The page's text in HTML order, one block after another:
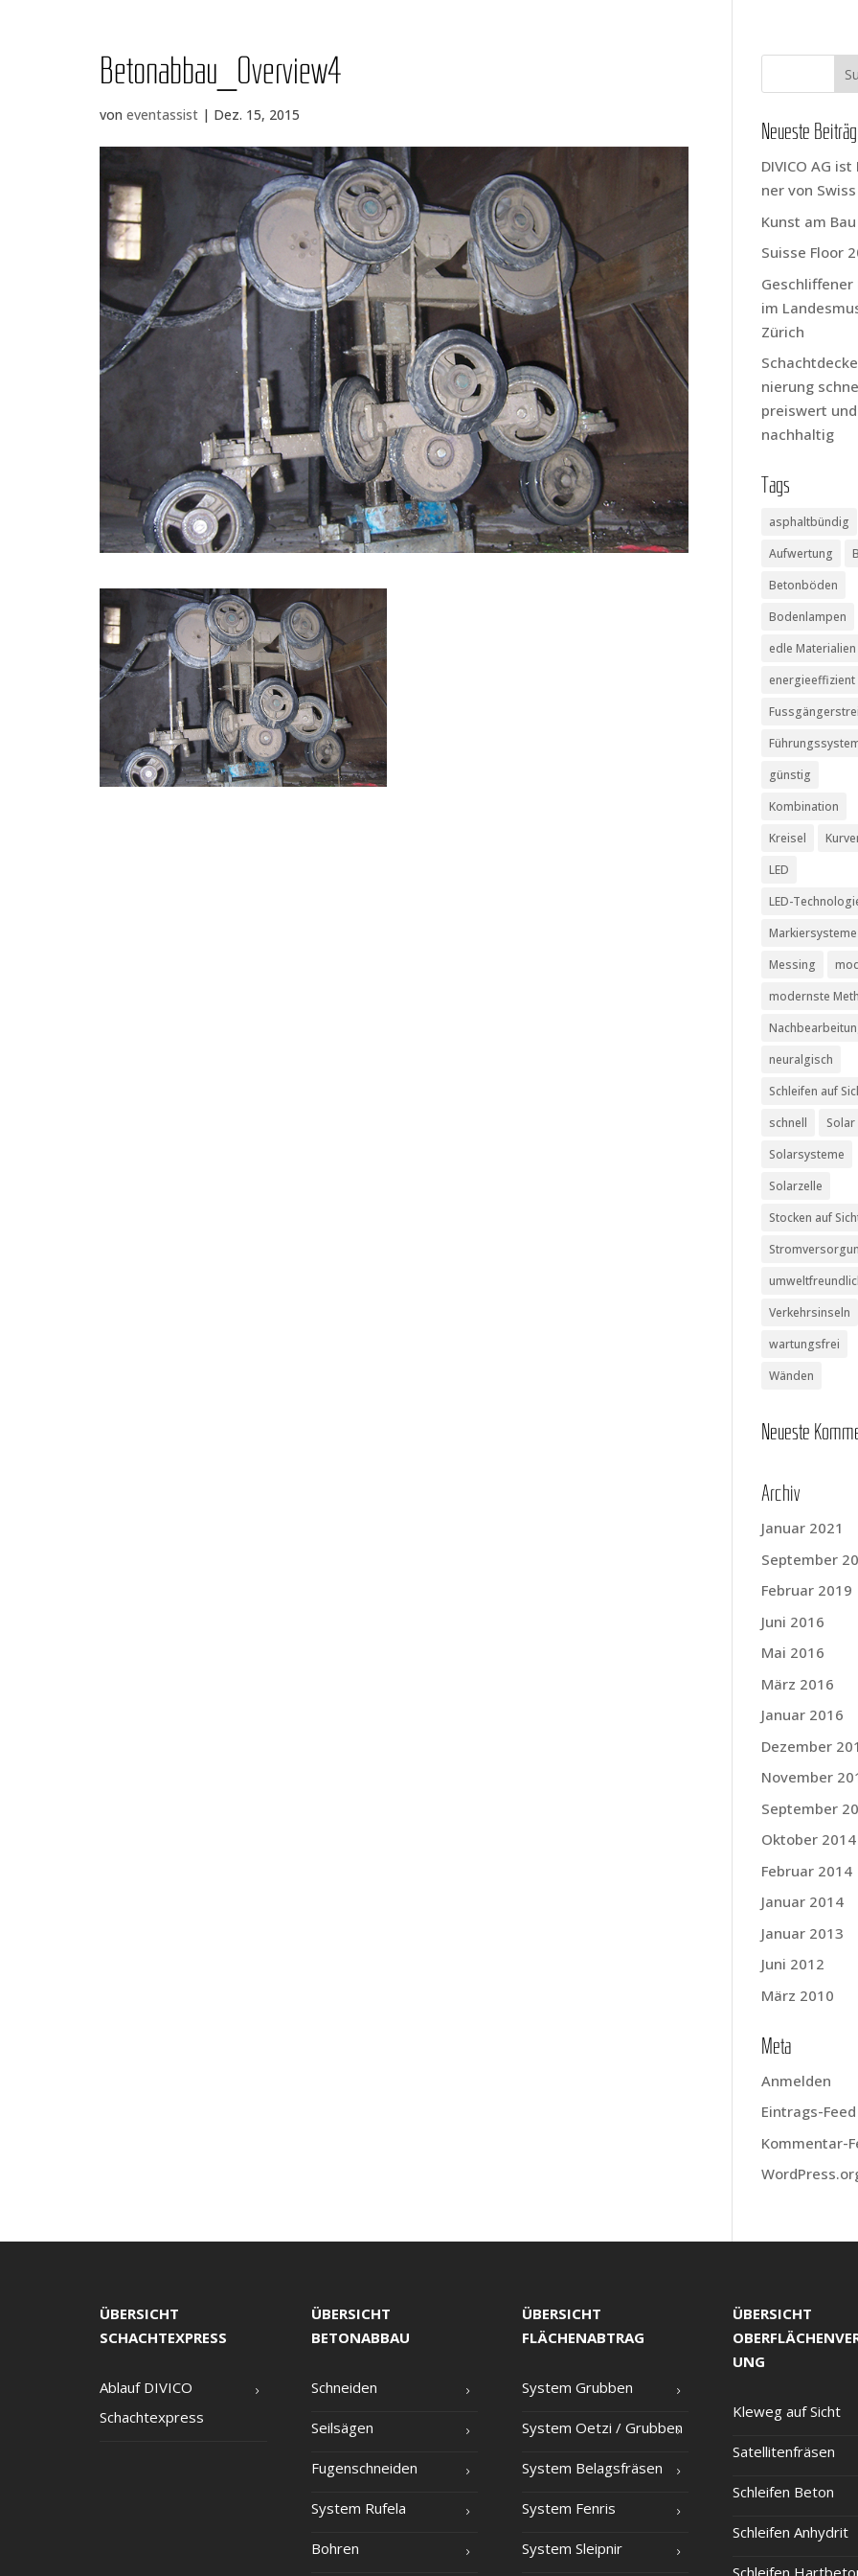
Betonabbau_​Overview4
voneventassist | Dez. 15, 2015
Neu­es­te
DIVICO AG
ner von
Kunst am Bau
Suis­se Flo­or
Geschlif­fe­ner
im
Zürich
nie­rung
preis­wert und
nachhaltig
Tags
asphaltbündig
Aufwertung
Betonböden
Bodenlampen
edle Materialien
energieeffizient
günstig
Kombination
Kreisel
LED
LED-
Markiersysteme
Messing
modernste
neuralgisch
Schleifen auf
schnell
Solar
Solarsysteme
Solarzelle
Stocken auf
Verkehrsinseln
wartungsfrei
Wänden
Neu­es­te
Archiv
Januar 2021
September
Februar 2019
Juni 2016
Mai 2016
März 2016
Januar 2016
Dezember
November
September
Oktober 2014
Februar 2014
Januar 2014
Januar 2013
Juni 2012
März 2010
Meta
Anmelden
Eintrags-Feed
Kommentar-
ÜBERSICHT
SCHACHTEXPRESS
Ablauf DIVICO
Schachtexpress
ÜBERSICHT
BETONABBAU
Schnei­den
Seil­sä­gen
Fugen­schnei­den
Sys­tem Rufela
Boh­ren
ÜBERSICHT
FLÄCHENABTRAG
Sys­tem Grubben
Sys­tem Oet­zi /​ Grub­ben
Sys­tem Belagsfräsen
Sys­tem Fenris
Sys­tem Sleipnir
ÜBERSICHT
UNG
Kle­weg auf Sicht
Satel­li­ten­frä­sen
Schlei­fen Beton
Schlei­fen Anhydrit
Schlei­fen